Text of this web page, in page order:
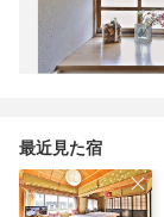
最近見た宿